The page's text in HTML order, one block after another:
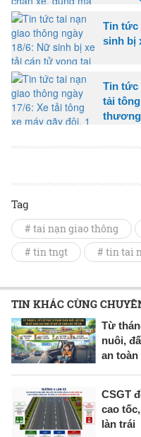
Tin tức
sinh bị
Tin tức
tải
Tag
# tai nạn giao thông
# tin tngt
# tin tai
TIN KHÁC CÙNG
Từ
nuôi,
an toàn
CSGT
cao
làn trái